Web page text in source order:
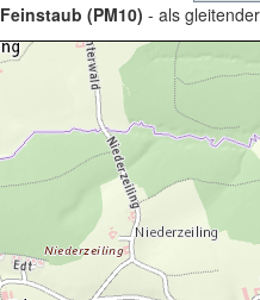
Feinstaub (PM10) - als